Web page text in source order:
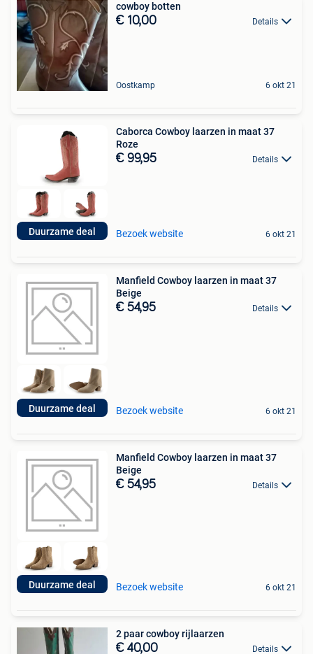
cowboy botten
€ 10,00 Details
Oostkamp 6 okt 21
Duurzame deal
Caborca Cowboy laarzen in maat 37
Roze
€ 99,95 Details
Bezoek website 6 okt 21
Duurzame deal
Manfield Cowboy laarzen in maat 37
Beige
€ 54,95 Details
Bezoek website 6 okt 21
Duurzame deal
Manfield Cowboy laarzen in maat 37
Beige
€ 54,95 Details
Bezoek website 6 okt 21
2 paar cowboy rijlaarzen
€ 40,00 Details